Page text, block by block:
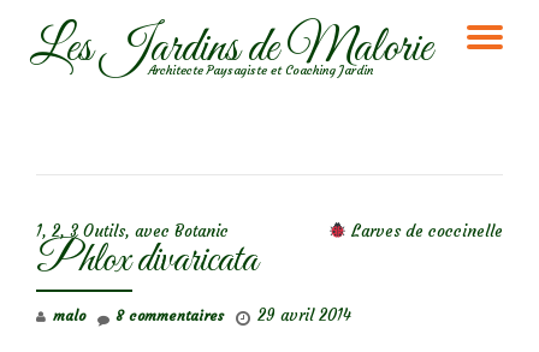
AllerLes Jardins de Malorie
Architecte Paysagiste et Coaching Jardin
1, 2, 3 Outils, avec Botanic Larves de coccinelle
Phlox divaricata
malo 29 avril 2014
8 commentaires